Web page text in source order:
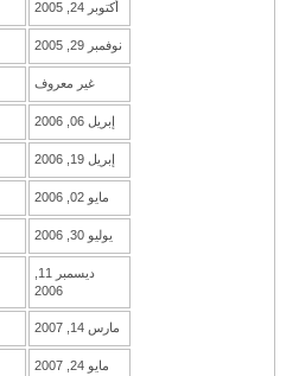
أكتوبر 24, 2005
نوفمبر 29, 2005
غير معروف
إبريل 06, 2006
إبريل 19, 2006
مايو 02, 2006
يوليو 30, 2006
2006
مارس 14, 2007
مايو 24, 2007